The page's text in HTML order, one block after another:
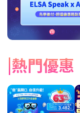
熱門優惠